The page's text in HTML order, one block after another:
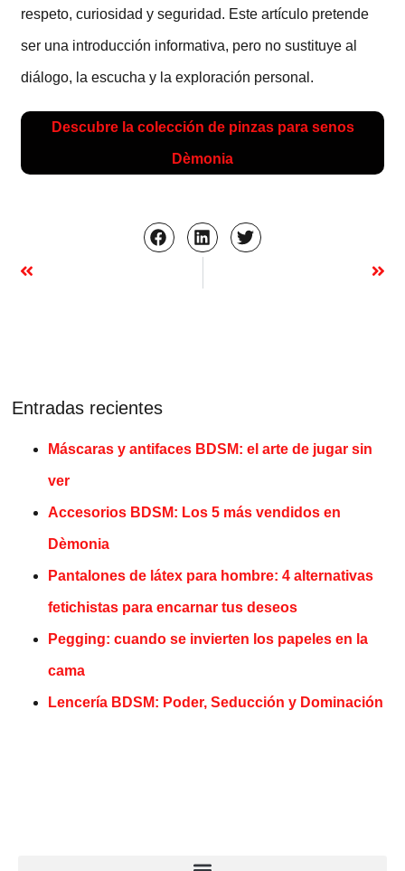
respeto, curiosidad y seguridad. Este artículo pretende
ser una introducción informativa, pero no sustituye al
diálogo, la escucha y la exploración personal.
Descubre la colección de pinzas para senos
Dèmonia
Entradas recientes
Máscaras y antifaces BDSM: el arte de jugar sin
ver
Accesorios BDSM: Los 5 más vendidos en
Dèmonia
Pantalones de látex para hombre: 4 alternativas
fetichistas para encarnar tus deseos
Pegging: cuando se invierten los papeles en la
cama
Lencería BDSM: Poder, Seducción y Dominación